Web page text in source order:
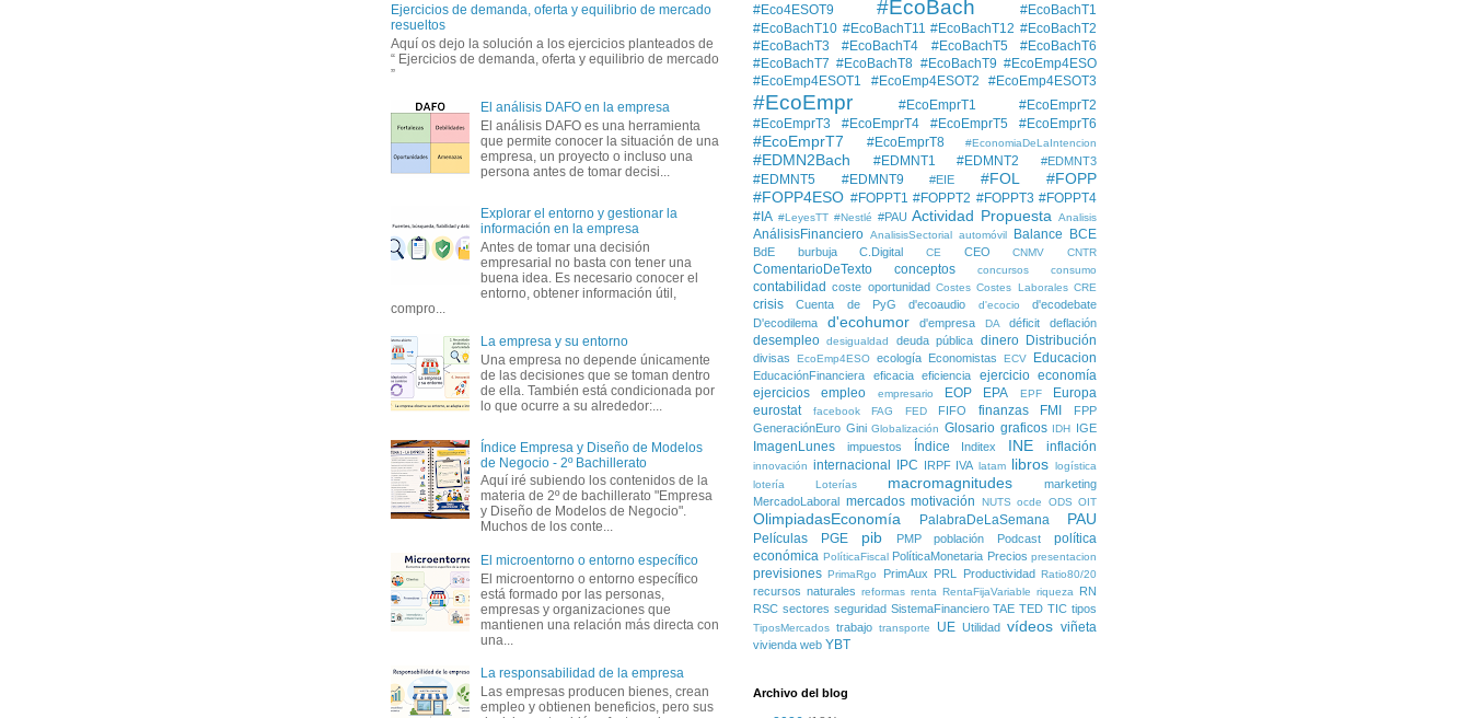
Ejercicios de demanda, oferta y equilibrio de mercado
resueltos
Aquí os dejo la solución a los ejercicios planteados de
“ Ejercicios de demanda, oferta y equilibrio de mercado
”
El análisis DAFO en la empresa
El análisis DAFO es una herramienta
que permite conocer la situación de una
empresa, un proyecto o incluso una
persona antes de tomar decisi...
Explorar el entorno y gestionar la
información en la empresa
Antes de tomar una decisión
empresarial no basta con tener una
buena idea. Es necesario conocer el
entorno, obtener información útil,
compro...
La empresa y su entorno
Una empresa no depende únicamente
de las decisiones que se toman dentro
de ella. También está condicionada por
lo que ocurre a su alrededor:...
Índice Empresa y Diseño de Modelos
de Negocio - 2º Bachillerato
Aquí iré subiendo los contenidos de la
materia de 2º de bachillerato "Empresa
y Diseño de Modelos de Negocio".
Muchos de los conte...
El microentorno o entorno específico
El microentorno o entorno específico
está formado por las personas,
empresas y organizaciones que
mantienen una relación más directa con
una...
La responsabilidad de la empresa
Las empresas producen bienes, crean
empleo y obtienen beneficios, pero sus
#Eco4ESOT9
#EcoBach
#EcoBachT1
#EcoBachT10 #EcoBachT11 #EcoBachT12 #EcoBachT2
#EcoBachT3
#EcoBachT4 #EcoBachT5
#EcoBachT6
#EcoBachT7 #EcoBachT8 #EcoBachT9 #EcoEmp4ESO
#EcoEmp4ESOT1
#EcoEmp4ESOT2 #EcoEmp4ESOT3
#EcoEmpr #EcoEmprT1
#EcoEmprT2
#EcoEmprT3
#EcoEmprT4 #EcoEmprT5 #EcoEmprT6
#EcoEmprT7 #EcoEmprT8 #EconomiaDeLaIntencion
#EDMN2Bach #EDMNT1 #EDMNT2 #EDMNT3
#EDMNT5 #EDMNT9 #EIE #FOL
#FOPP
#FOPP4ESO #FOPPT1 #FOPPT2 #FOPPT3 #FOPPT4
#IA #LeyesTT #Nestlé #PAU Actividad Propuesta Analisis
AnálisisFinanciero AnalisisSectorial automóvil Balance BCE
BdE burbuja C.Digital CE CEO CNMV CNTR
ComentarioDeTexto conceptos concursos consumo
contabilidad coste oportunidad Costes Costes Laborales CRE
crisis Cuenta de PyG d'ecoaudio d'ecocio
d'ecodebate
D'ecodilema
d'ecohumor d'empresa DA déficit deflación
desempleo desigualdad deuda pública dinero Distribución
divisas EcoEmp4ESO ecología Economistas ECV Educacion
EducaciónFinanciera eficacia eficiencia
ejercicio economía
ejercicios
empleo empresario EOP EPA EPF
Europa
eurostat
facebook FAG FED FIFO finanzas FMI
FPP
GeneraciónEuro Gini Globalización Glosario graficos IDH IGE
ImagenLunes impuestos Índice Inditex INE inflación
innovación internacional IPC IRPF IVA latam libros logística
lotería
Loterías macromagnitudes
marketing
MercadoLaboral mercados motivación NUTS ocde ODS OIT
OlimpiadasEconomía PalabraDeLaSemana PAU
Películas PGE pib PMP población Podcast
política
económica PolíticaFiscal PolíticaMonetaria Precios presentacion
previsiones PrimaRgo PrimAux PRL Productividad Ratio80/20
recursos naturales reformas renta RentaFijaVariable riqueza
RN
RSC sectores seguridad SistemaFinanciero TAE TED TIC tipos
TiposMercados trabajo transporte UE Utilidad vídeos viñeta
vivienda web YBT
Archivo del blog